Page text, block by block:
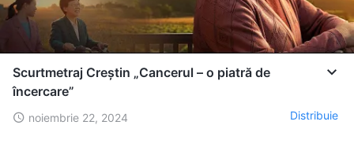
Scurtmetraj Creștin „Cancerul – o piatră de
încercare”
noiembrie 22, 2024 Distribuie